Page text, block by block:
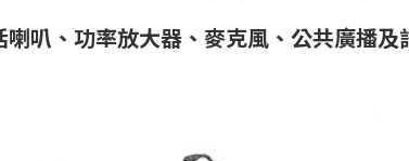
喇叭、功率放大器、麥克風、公共廣播